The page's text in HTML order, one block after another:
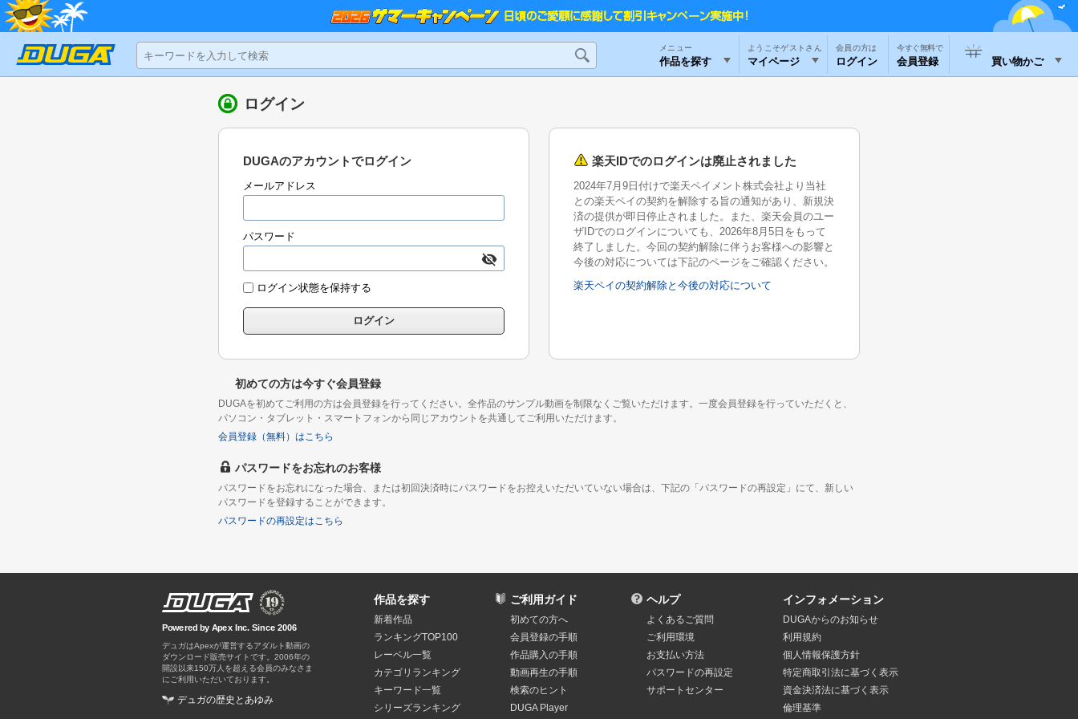
メニュー
作品を探す
ようこそゲストさん
マイページ ログイン
今すぐ無料で
会員登録 買い物かご
ログイン
DUGAのアカウントでログイン
メールアドレス
パスワード
ログイン状態を保持する
楽天IDでのログインは廃止されました
2024年7月9日付けで楽天ペイメント株式会社より当社
との楽天ペイの契約を解除する旨の通知があり、新規決
済の提供が即日停止されました。また、楽天会員のユー
ザIDでのログインについても、2026年8月5日をもって
終了しました。今回の契約解除に伴うお客様への影響と
今後の対応については下記のページをご確認ください。
楽天ペイの契約解除と今後の対応について
初めての方は今すぐ会員登録
DUGAを初めてご利用の方は会員登録を行ってください。全作品のサンプル動画を制限なくご覧いただけます。一度会員登録を行っていただくと、
パソコン・タブレット・スマートフォンから同じアカウントを共通してご利用いただけます。
会員登録（無料）はこちら
パスワードをお忘れのお客様
パスワードをお忘れになった場合、または初回決済時にパスワードをお控えいただいていない場合は、下記の「パスワードの再設定」にて、新しい
パスワードを登録することができます。
パスワードの再設定はこちら
Powered by Apex Inc. Since 2006
デュガはApexが運営するアダルト動画の
ダウンロード販売サイトです。
デュガの歴史とあゆみ
作品を探す
新着作品
ランキングTOP100
レーベル一覧
カテゴリランキング
キーワード一覧
シリーズランキング
ご利用ガイド
初めての方へ
会員登録の手順
作品購入の手順
動画再生の手順
検索のヒント
DUGA Player
ヘルプ
よくあるご質問
ご利用環境
お支払い方法
パスワードの再設定
サポートセンター
インフォメーション
DUGAからのお知らせ
利用規約
個人情報保護方針
特定商取引法に基づく表示
資金決済法に基づく表示
倫理基準